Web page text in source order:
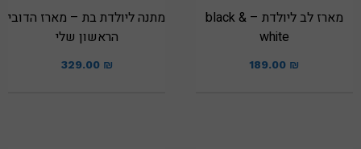
מארז לב ליולדת – black &
white
189.00 ₪
מתנה ליולדת בת – מארז הדובי
הראשון שלי
329.00 ₪